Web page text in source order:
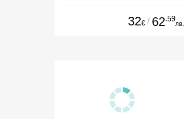
32€ / 62.59
лв.